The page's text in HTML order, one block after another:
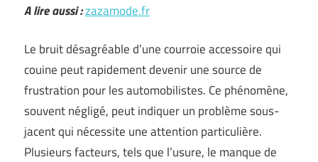
A lire aussi :zazamode.fr
Le bruit désagréable d’une courroie accessoire qui
couine peut rapidement devenir une source de
frustration pour les automobilistes. Ce phénomène,
souvent négligé, peut indiquer un problème sous-
jacent qui nécessite une attention particulière.
Plusieurs facteurs, tels que l’usure, le manque de